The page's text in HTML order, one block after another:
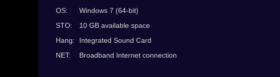
OS:
Windows 7 (64-bit)
STO:
10 GB available space
Hang:
Integrated Sound Card
NET:
Broadband Internet connection